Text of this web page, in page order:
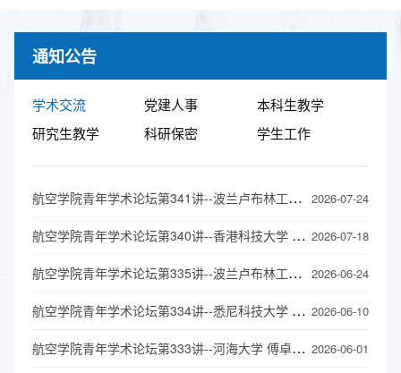
通知公告
学术交流 党建人事
本科生教学
研究生教学
科研保密 学生工作
2026-07-24
航空学院青年学术论坛第341讲--波兰卢布林工业大学 Grzegorz Litak 教授
2026-07-18
航空学院青年学术论坛第340讲--香港科技大学 徐昆 教授
2026-06-24
航空学院青年学术论坛第335讲--波兰卢布林工业大学 Grzegorz Litak教授
2026-06-10
航空学院青年学术论坛第334讲--悉尼科技大学 Mortiza Saberi 副教授
2026-06-01
航空学院青年学术论坛第333讲--河海大学 傅卓佳 教授